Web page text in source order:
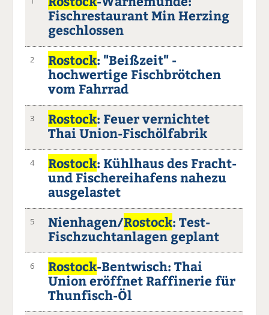
Fischrestaurant Min Herzing
geschlossen
2 Rostock: "Beißzeit" -
hochwertige Fischbrötchen
vom Fahrrad
3 Rostock: Feuer vernichtet
Thai Union-Fischölfabrik
4 Rostock: Kühlhaus des Fracht-
und Fischereihafens nahezu
ausgelastet
5 Nienhagen/Rostock: Test-
Fischzuchtanlagen geplant
6 Rostock-Bentwisch: Thai
Union eröffnet Raffinerie für
Thunfisch-Öl